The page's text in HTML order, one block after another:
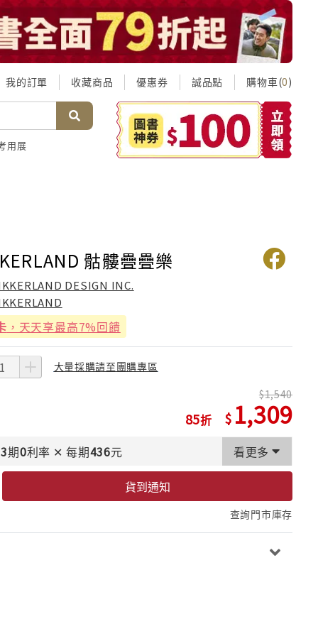
我的訂單 收藏商品 優惠券 誠品點 購物車(0)
用展
骷髏疊疊樂
DESIGN INC.
，天天享最高7%回饋
大量採購請至團購專區
85
1,540
1,309
3期0利率 ✕ 每期436元 看更多
貨到通知
查詢門市庫存